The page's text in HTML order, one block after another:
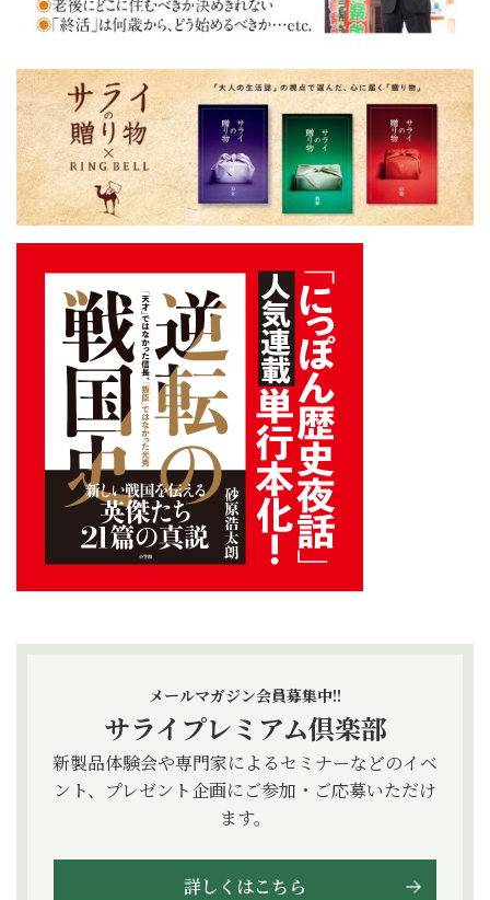
メールマガジン会員募集中!!
サライプレミアム倶楽部
新製品体験会や専門家によるセミナーなどのイベ
ント、プレゼント企画にご参加・ご応募いただけ
ます。
詳しくはこちら